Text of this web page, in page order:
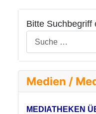
Bitte Suchbegriff
Medien /
MEDIATHEKEN